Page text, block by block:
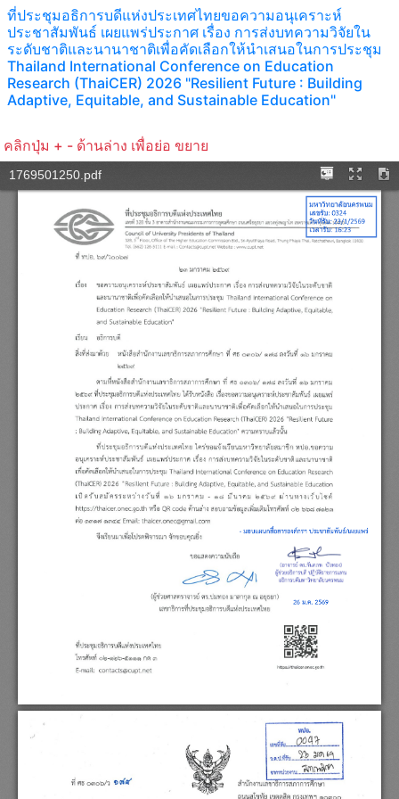
ที่ประชุมอธิการบดีแห่งประเทศไทยขอความอนุเคราะห์
ประชาสัมพันธ์ เผยแพร่ประกาศ เรื่อง การส่งบทความวิจัยใน
ระดับชาติและนานาชาติเพื่อคัดเลือกให้นำเสนอในการประชุม
Thailand International Conference on Education
Research (ThaiCER) 2026 "Resilient Future : Building
Adaptive, Equitable, and Sustainable Education"
คลิกปุ่ม + - ด้านล่าง เพื่อย่อ ขยาย